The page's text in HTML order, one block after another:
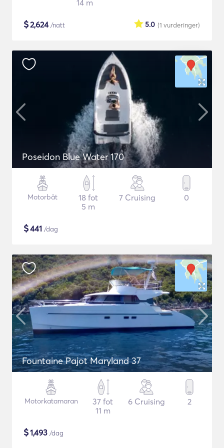
14 m
$2,624/natt (1 vurderinger)
5.0
Poseidon Blue Water 170
Motorbåt
18 fot
5 m
7 Cruising 0
$441 /dag
Fountaine Pajot Maryland 37
Motorkatamaran
37 fot
11 m
6 Cruising 2
$1,493 /dag